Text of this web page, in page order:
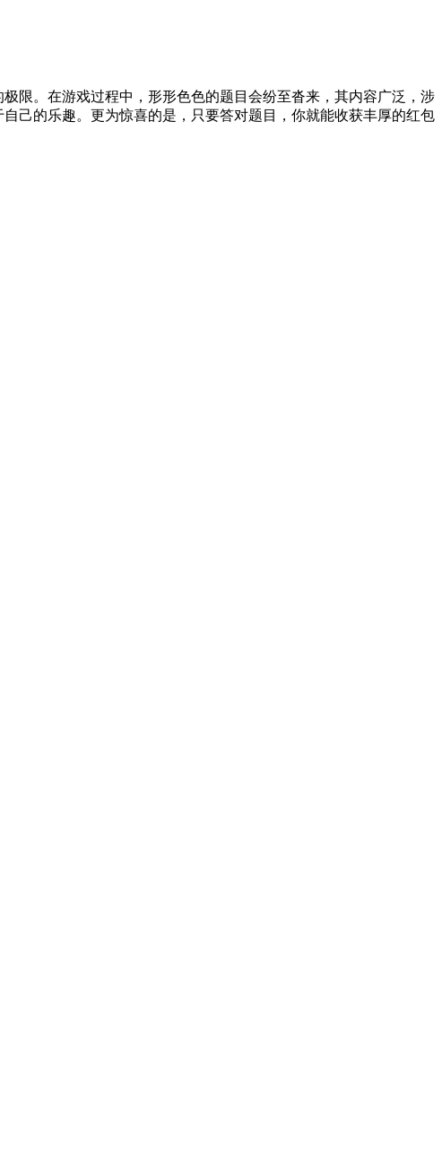
限。在游戏过程中，形形色色的题目会纷至沓来，其内容广泛，涉
己的乐趣。更为惊喜的是，只要答对题目，你就能收获丰厚的红包